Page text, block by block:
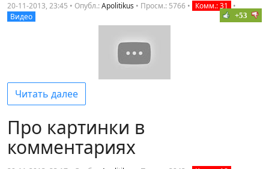
20-11-2013, 23:45 • Опубл.:Apolitikus • Просм.: 5766 • Комм.: 31
•
Видео
+53
Читать далее
Про картинки в
комментариях